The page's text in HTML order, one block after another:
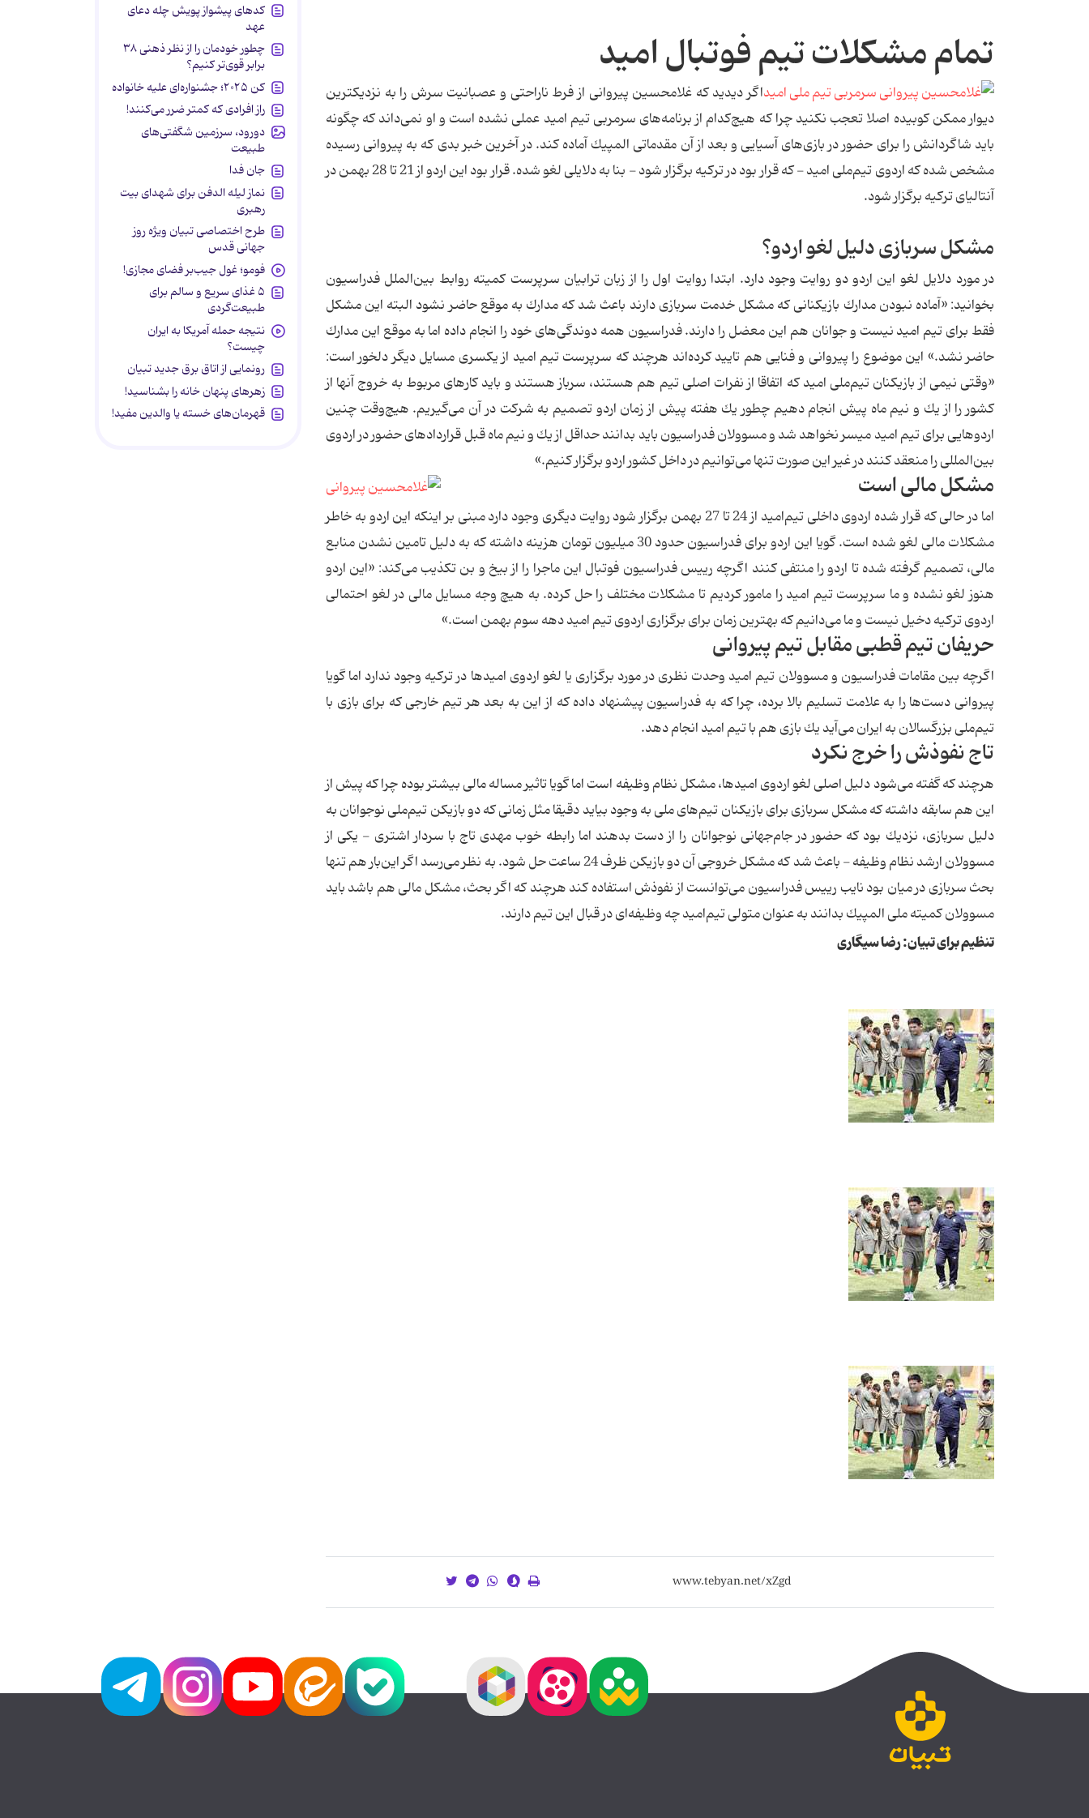
تمام مشکلات تیم فوتبال امید
اگر دیدید كه غلامحسین پیروانی از فرط ناراحتی و عصبانیت سرش را به نزدیكترین
دیوار ممكن كوبیده اصلا تعجب نكنید چرا كه هیچ‌كدام از برنامه‌های سرمربی تیم امید عملی نشده است و او نمی‌داند كه چگونه
باید شاگردانش را برای حضور در بازی‌های آسیایی و بعد از آن مقدماتی المپیك آماده كند. در آخرین خبر بدی كه به پیروانی رسیده
مشخص شده كه اردوی تیم‌ملی امید - كه قرار بود در تركیه برگزار شود - بنا به دلایلی لغو شده. قرار بود این اردو از 21 تا 28 بهمن در
آنتالیای تركیه برگزار شود.
مشكل سربازی دلیل لغو اردو؟
در مورد دلایل لغو این اردو دو روایت وجود دارد. ابتدا روایت اول را از زبان ترابیان سرپرست كمیته روابط بین‌الملل فدراسیون
بخوانید: «آماده نبودن مدارك بازیكنانی كه مشكل خدمت سربازی دارند باعث شد كه مدارك به موقع حاضر نشود البته این مشكل
فقط برای تیم امید نیست و جوانان هم این معضل را دارند. فدراسیون همه دوندگی‌های خود را انجام داده اما به موقع این مدارك
حاضر نشد.» این موضوع را پیروانی و فنایی هم تایید كرده‌اند هرچند كه سرپرست تیم امید از یكسری مسایل دیگر دلخور است:
«وقتی نیمی از بازیكنان تیم‌ملی امید كه اتفاقا از نفرات اصلی تیم هم هستند، سرباز هستند و باید كارهای مربوط به خروج آنها از
كشور را از یك و نیم ماه پیش انجام دهیم چطور یك هفته پیش از زمان اردو تصمیم به شركت در آن می‌گیریم. هیچ‌وقت چنین
اردوهایی برای تیم امید میسر نخواهد شد و مسوولان فدراسیون باید بدانند حداقل از یك و نیم ماه قبل قراردادهای حضور در اردوی
بین‌المللی را منعقد كنند در غیر این صورت تنها می‌توانیم در داخل كشور اردو برگزار كنیم.»
مشكل مالی است
اما در حالی كه قرار شده اردوی داخلی تیم‌امید از 24 تا 27 بهمن برگزار شود روایت دیگری وجود دارد مبنی بر اینكه این اردو به خاطر
مشكلات مالی لغو شده است. گویا این اردو برای فدراسیون حدود 30 میلیون تومان هزینه داشته كه به دلیل تامین نشدن منابع
مالی، تصمیم گرفته شده تا اردو را منتفی كنند اگرچه رییس فدراسیون فوتبال این ماجرا را از بیخ و بن تكذیب می‌كند: «این اردو
هنوز لغو نشده و ما سرپرست تیم امید را مامور كردیم تا مشكلات مختلف را حل كرده. به هیچ وجه مسایل مالی در لغو احتمالی
اردوی تركیه دخیل نیست و ما می‌دانیم كه بهترین زمان برای برگزاری اردوی تیم امید دهه سوم بهمن است.»
حریفان تیم قطبی مقابل تیم پیروانی
اگرچه بین مقامات فدراسیون و مسوولان تیم امید وحدت نظری در مورد برگزاری یا لغو اردوی امیدها در تركیه وجود ندارد اما گویا
پیروانی دست‌ها را به علامت تسلیم بالا برده، چرا كه به فدراسیون پیشنهاد داده كه از این به بعد هر تیم خارجی كه برای بازی با
تیم‌ملی بزرگسالان به ایران می‌آید یك بازی هم با تیم امید انجام دهد.
تاج نفوذش را خرج نكرد
هرچند كه گفته می‌شود دلیل اصلی لغو اردوی امیدها، مشكل نظام وظیفه است اما گویا تاثیر مساله مالی بیشتر بوده چرا كه پیش از
این هم سابقه داشته كه مشكل سربازی برای بازیكنان تیم‌های ملی به وجود بیاید دقیقا مثل زمانی كه دو بازیكن تیم‌ملی نوجوانان به
دلیل سربازی، نزدیك بود كه حضور در جام‌جهانی نوجوانان را از دست بدهند اما رابطه خوب مهدی تاج با سردار اشتری - یكی از
مسوولان ارشد نظام وظیفه - باعث شد كه مشكل خروجی آن دو بازیكن ظرف 24 ساعت حل شود. به نظر می‌رسد اگر این‌بار هم تنها
بحث سربازی در میان بود نایب رییس فدراسیون می‌توانست از نفوذش استفاده كند هرچند كه اگر بحث، مشكل مالی هم باشد باید
مسوولان كمیته ملی المپیك بدانند به عنوان متولی تیم‌امید چه وظیفه‌ای در قبال این تیم دارند.
تنظیم برای تبیان: رضا سیگاری
کدهای پیشواز پویش چله دعای
عهد
چطور خودمان را از نظر ذهنی ۳۸
برابر قوی‌تر کنیم؟
کن ۲۰۲۵؛ جشنواره‌ای علیه خانواده
راز افرادی که کمتر ضرر می‌کنند!
دورود، سرزمین شگفتی‌های
طبیعت
جان فدا
نماز لیله الدفن برای شهدای بیت
رهبری
طرح اختصاصی تبیان ویژه روز
جهانی قدس
فومو؛ غول جیب‌بر فضای مجازی!
۵ غذای سریع و سالم برای
طبیعت‌گردی
نتیجه حمله آمریکا به ایران
چیست؟
رونمایی از اتاق برق جدید تبیان
زهرهای پنهان خانه را بشناسید!
قهرمان‌های خسته یا والدین مفید!